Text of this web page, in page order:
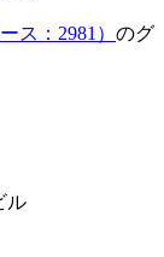
ス：2981） のグ
ル